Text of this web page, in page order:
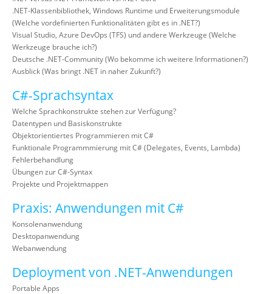
.NET-Klassenbibliothek, Windows Runtime und Erweiterungsmodule
(Welche vordefinierten Funktionalitäten gibt es in .NET?)
Visual Studio, Azure DevOps (TFS) und andere Werkzeuge (Welche
Werkzeuge brauche ich?)
Deutsche .NET-Community (Wo bekomme ich weitere Informationen?)
Ausblick (Was bringt .NET in naher Zukunft?)
C#-Sprachsyntax
Welche Sprachkonstrukte stehen zur Verfügung?
Datentypen und Basiskonstrukte
Objektorientiertes Programmieren mit C#
Funktionale Programmmierung mit C# (Delegates, Events, Lambda)
Fehlerbehandlung
Übungen zur C#-Syntax
Projekte und Projektmappen
Praxis: Anwendungen mit C#
Konsolenanwendung
Desktopanwendung
Webanwendung
Deployment von .NET-Anwendungen
Portable Apps